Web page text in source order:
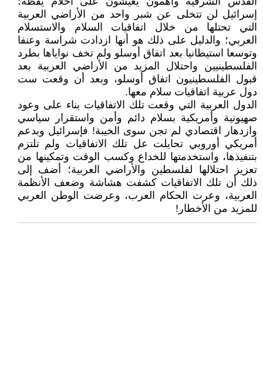
إسرائيل لن تتخلى عن شبر واحد من الأراضي العربية
التي تحتلها من خلال اتفاقيات السلام والاستسلام
العربي؛ والدليل على ذلك هو أنها ازدادت شراسة وعنفا
وتوسعا استيطانيا بعد اتفاق أوسلو ولم تخف نواياها بطرد
الفلسطينيين واحتلال المزيد من الأراضي العربية بعد
قبول الفلسطينيون اتفاق أوسلو، وبعد أن وقعت ست
دول عربية اتفاقيات سلام معها.
الدول العربية التي وقعت تلك الاتفاقيات بناء على وعود
صهيونية وأمريكية بسلام دائم وأمن واستقرار سياسي
وازدهار اقتصادي لم تجن سوى الخيبة! فإسرائيل وبدعم
أمريكي أوروبي تحايلت عل تلك الاتفاقيات ولم تلتزم
بتنفيذها، واستخدمتها للخداع وكسب الوقت وتمكينها من
تعزيز احتلالها لفلسطين والأراضي العربية؛ أضف إلى
ذلك أن تلك الاتفاقيات كشفت هشاشة وضعف الأنظمة
العربية، وعرت الحكام العرب، وعرضت الوطن العربي
للمزيد من الأخطار!